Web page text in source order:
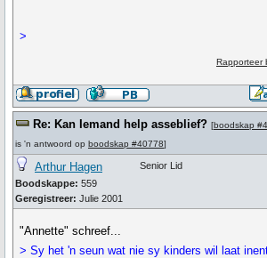
>
Rapporteer
Re: Kan Iemand help asseblief? [boodskap
is 'n antwoord op boodskap #40778]
Arthur Hagen
Boodskappe: 559
Geregistreer: Julie 2001
Senior Lid
"Annette" schreef...
> Sy het 'n seun wat nie sy kinders wil laat